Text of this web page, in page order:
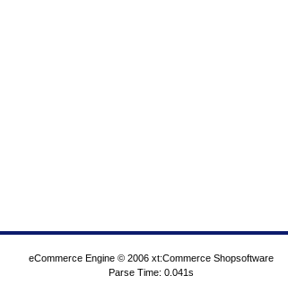
eCommerce Engine © 2006 xt:Commerce Shopsoftware
Parse Time: 0.041s